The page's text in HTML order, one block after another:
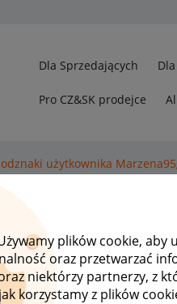
plików cookie, aby
oraz przetwarzać
niektórzy partnerzy, z
korzystamy z plików
Dla Sprzedających
Pro CZ&SK prodejce
użytkownika